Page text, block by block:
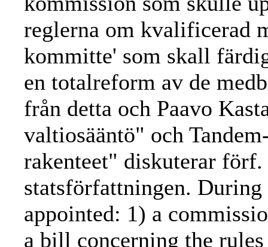
reglerna om kvalificerad
kommitte' som skall
en totalreform av de
från detta och Paavo
valtiosääntö" och
rakenteet" diskuterar
statsförfattningen.
appointed: 1) a
a bill concerning the